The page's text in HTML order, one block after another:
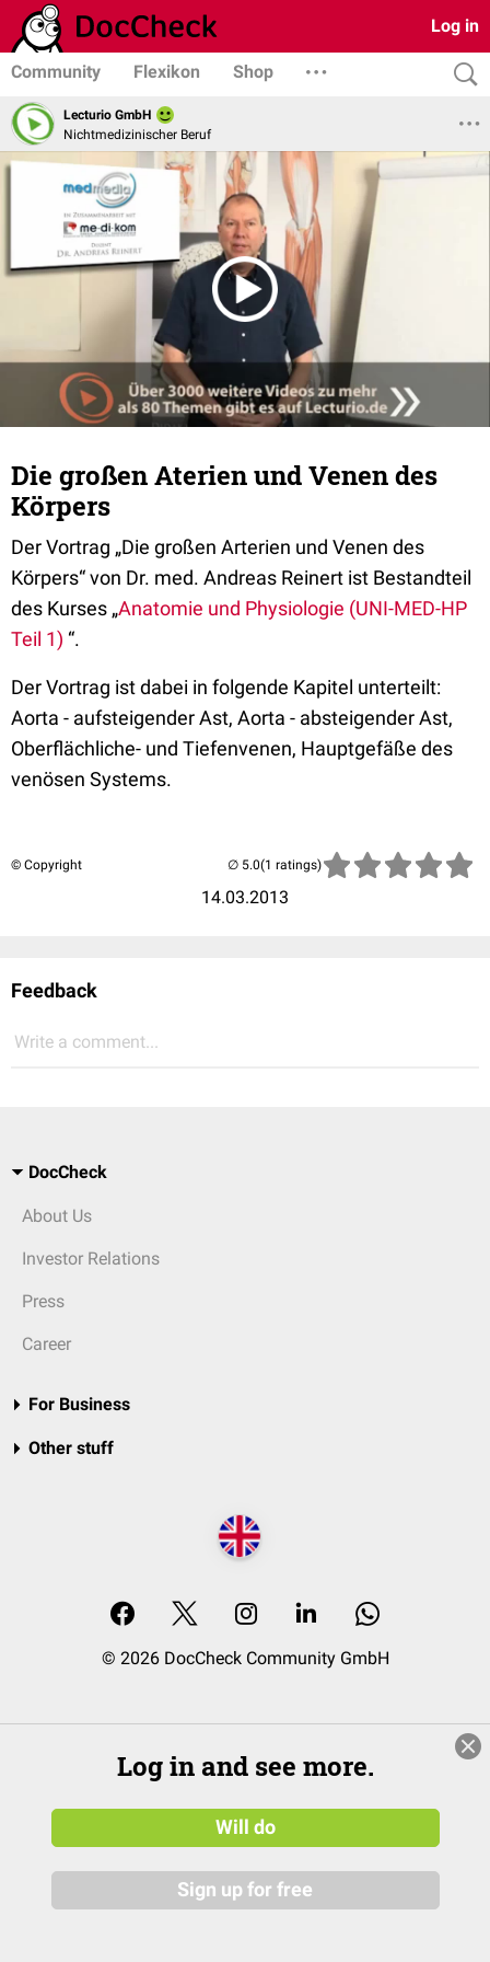
Log in
Community Flexikon Shop
Lecturio GmbH
Nichtmedizinischer Beruf
Die großen Aterien und Venen des
Körpers
Der Vortrag „Die großen Arterien und Venen des
Körpers“ von Dr. med. Andreas Reinert ist Bestandteil
des Kurses „Anatomie und Physiologie (UNI-MED-HP
Teil 1) “.
Der Vortrag ist dabei in folgende Kapitel unterteilt:
Aorta - aufsteigender Ast, Aorta - absteigender Ast,
Oberflächliche- und Tiefenvenen, Hauptgefäße des
venösen Systems.
© Copyright
14.03.2013
(1 ratings)
Feedback
Write a comment...
DocCheck
About Us
Investor Relations
Press
Career
For Business
Other stuff
© 2026 DocCheck Community GmbH
Log in and see more.
Will do
Sign up for free